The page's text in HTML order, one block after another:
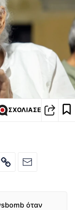
ΣΧΟΛΙΑΣΕ
όταν